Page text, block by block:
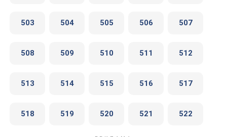
503 504 505 506 507
508 509 510 511 512
513 514 515 516 517
518 519 520 521 522